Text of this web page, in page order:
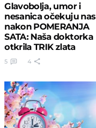
Glavobolja, umor i
nesanica očekuju nas
nakon POMERANJA
SATA: Naša doktorka
otkrila TRIK zlata
vredan
5 4